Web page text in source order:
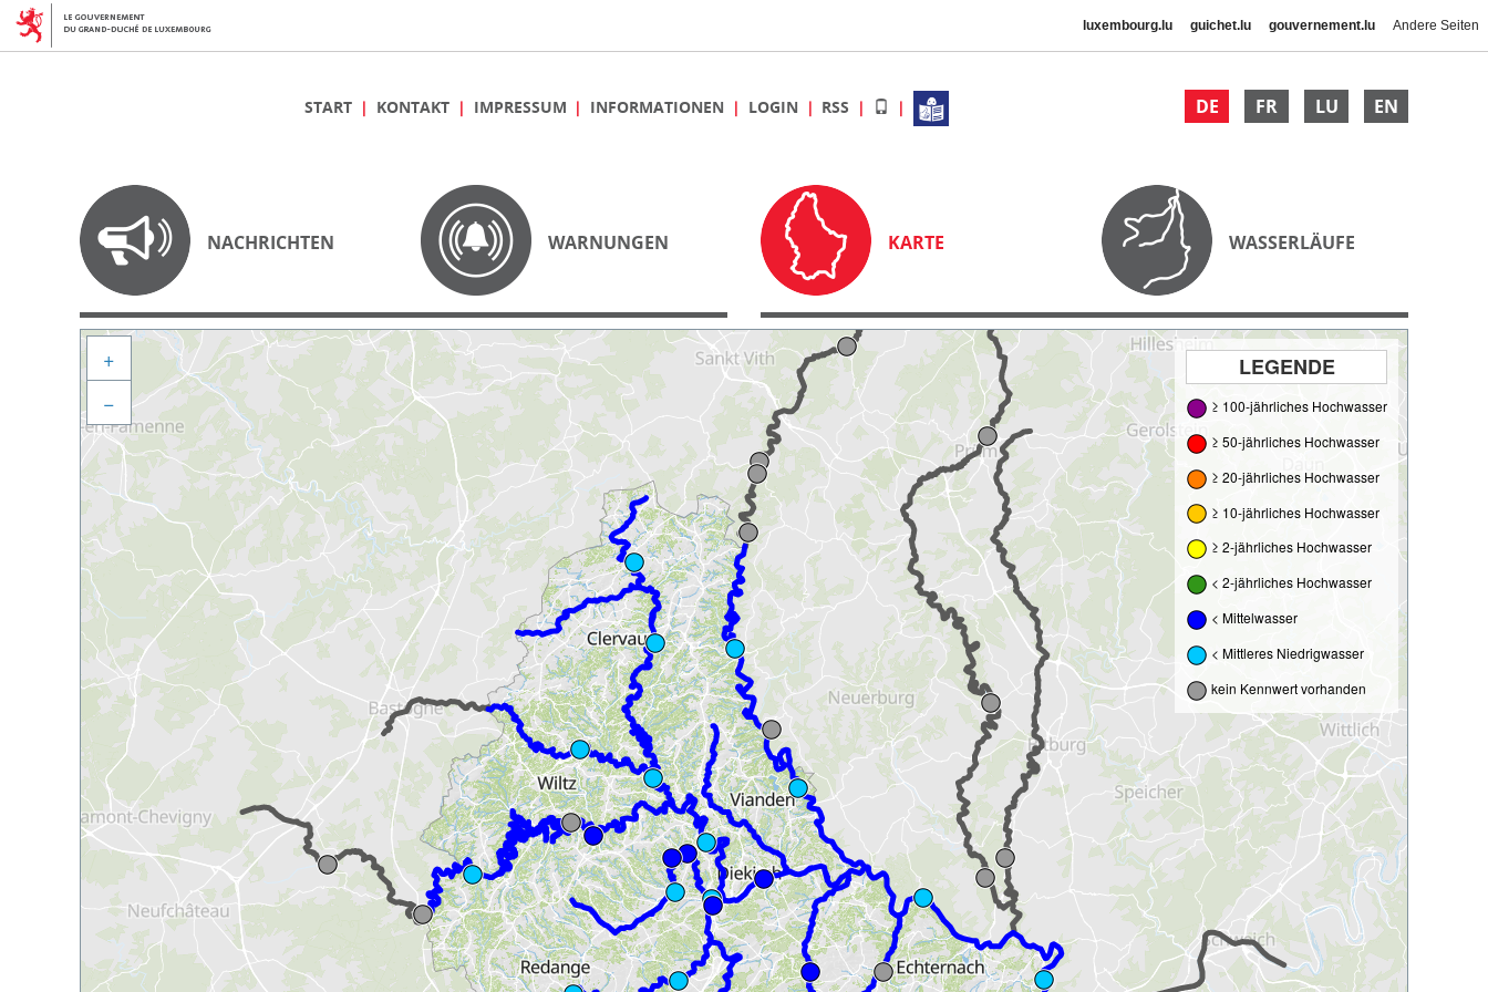
luxembourg.lu guichet.lu gouvernement.lu Andere Seiten
DE FR LU EN
START KONTAKT IMPRESSUM INFORMATIONEN LOGIN RSS
NACHRICHTEN WARNUNGEN KARTE WASSERLÄUFE
LEGENDE
≥ 100-jährliches Hochwasser
≥ 50-jährliches Hochwasser
≥ 20-jährliches Hochwasser
≥ 10-jährliches Hochwasser
≥ 2-jährliches Hochwasser
< 2-jährliches Hochwasser
< Mittelwasser
< Mittleres Niedrigwasser
kein Kennwert vorhanden
+
−